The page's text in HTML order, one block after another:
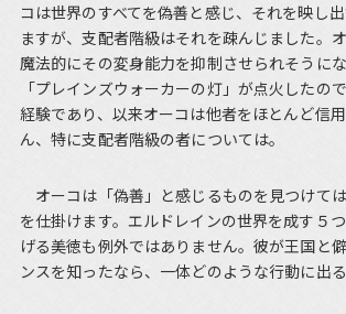
コは世界のすべてを偽善と感じ、それを映し
ますが、支配者階級はそれを疎んじました。
魔法的にその変身能力を抑制させられそうに
「プレインズウォーカーの灯」が点火したの
経験であり、以来オーコは他者をほとんど信
ん、特に支配者階級の者については。
オーコは「偽善」と感じるものを見つけて
を仕掛けます。エルドレインの世界を成す５
げる美徳も例外ではありません。彼が王国と
ンスを知ったなら、一体どのような行動に出